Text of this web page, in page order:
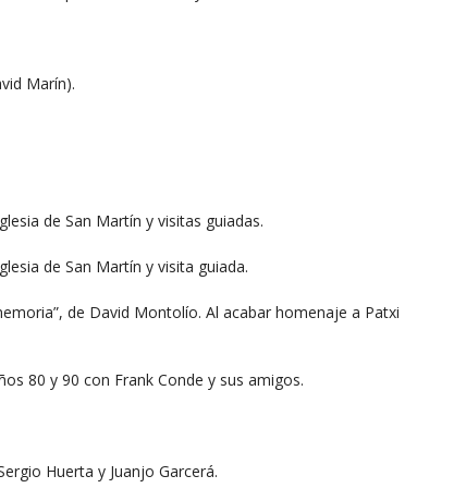
Marín).
de San Martín y visitas guiadas.
de San Martín y visita guiada.
de David Montolío. Al acabar homenaje a Patxi
80 y 90 con Frank Conde y sus amigos.
Huerta y Juanjo Garcerá.